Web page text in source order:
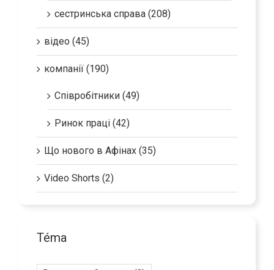
сестринська справа (208)
відео (45)
компанії (190)
Співробітники (49)
Ринок праці (42)
Що нового в Афінах (35)
Video Shorts (2)
Téma
Ви знаєте з бюлетеня(2)